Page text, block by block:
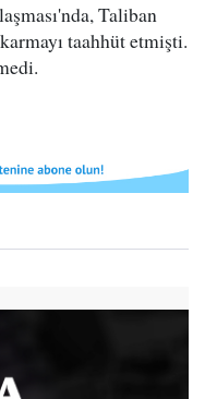
Taliban
taahhüt etmişti.